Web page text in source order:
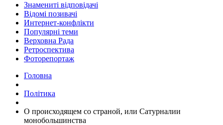
Знамениті відповідачі
Відомі позивачі
Интернет-конфлікти
Популярні теми
Верховна Рада
Ретроспектива
Фоторепортаж
Головна
Політика
​О происходящем со страной, или Сатурналии
монобольшинства